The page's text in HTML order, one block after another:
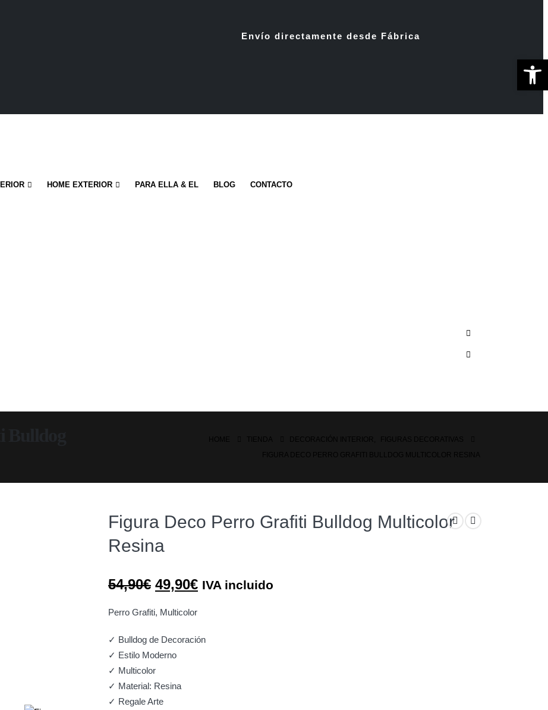
Envío directamente desde Fábrica
HOME EXTERIOR PARA ELLA & EL BLOG CONTACTO
Figura Deco Perro Grafiti Bulldog Multicolor
Resina
54,90€ El
original
54,90€.
49,90€El
49,90€.
IVA incluido
Perro Grafiti, Multicolor
✓ Bulldog de Decoración
✓ Estilo Moderno
✓ Multicolor
✓ Material: Resina
✓ Regale Arte